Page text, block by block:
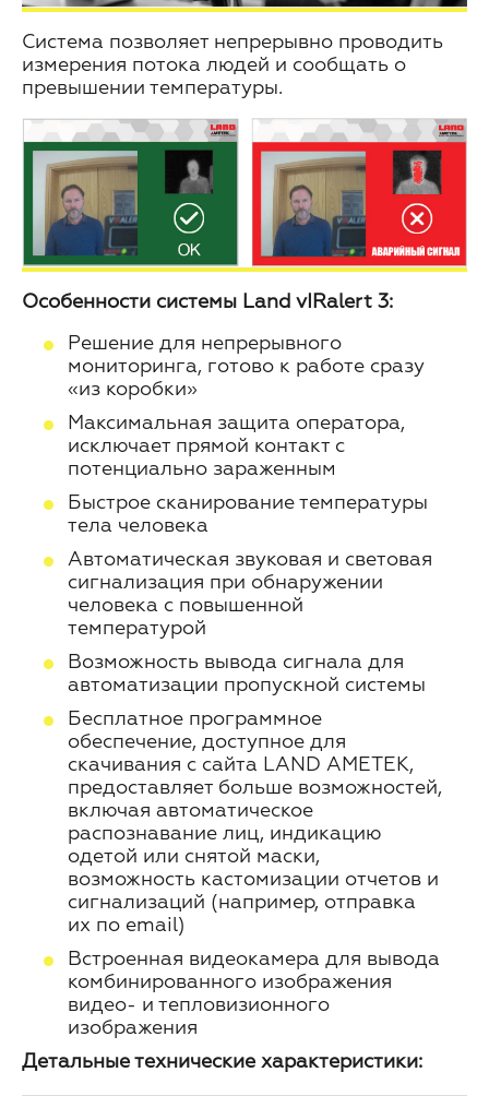
Система позволяет непрерывно проводить
измерения потока людей и сообщать о
превышении температуры.
Особенности системы Land vIRalert 3:
Решение для непрерывного
мониторинга, готово к работе сразу
«из коробки»
Максимальная защита оператора,
исключает прямой контакт с
потенциально зараженным
Быстрое сканирование температуры
тела человека
Автоматическая звуковая и световая
сигнализация при обнаружении
человека с повышенной
температурой
Возможность вывода сигнала для
автоматизации пропускной системы
Бесплатное программное
обеспечение, доступное для
скачивания с сайта LAND AMETEK,
предоставляет больше возможностей,
включая автоматическое
распознавание лиц, индикацию
одетой или снятой маски,
возможность кастомизации отчетов и
сигнализаций (например, отправка
их по email)
Встроенная видеокамера для вывода
комбинированного изображения
видео- и тепловизионного
изображения
Детальные технические характеристики: